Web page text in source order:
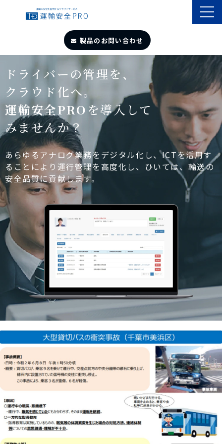
製品のお問い合わせ
TOP
導入事例
製品・サービス
自動点呼
遠隔点呼
お役立ちサイト
ドライバーの管理を、
クラウド化へ。
運輸安全PRO を導入して
みませんか？
あらゆるアナログ業務をデジタル化し、ICTを活用す
ることにより運行管理を高度化し、ひいては、輸送の
安全品質に貢献します。